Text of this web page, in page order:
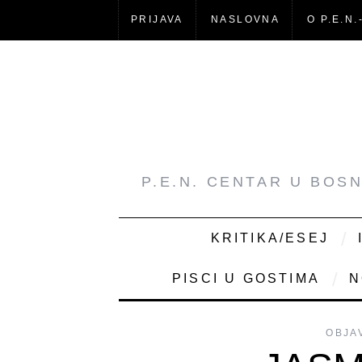
PRIJAVA NASLOVNA O
P.E.N. CENTAR U
KRITIKA/ESEJ
PISCI U GOSTIMA